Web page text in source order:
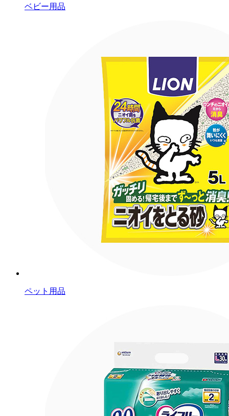
ベビー用品
ペット用品